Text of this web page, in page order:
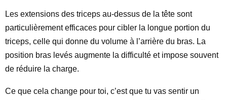
Les extensions des triceps au-dessus de la tête sont
particulièrement efficaces pour cibler la longue portion du
triceps, celle qui donne du volume à l’arrière du bras. La
position bras levés augmente la difficulté et impose souvent
de réduire la charge.
Ce que cela change pour toi, c’est que tu vas sentir un